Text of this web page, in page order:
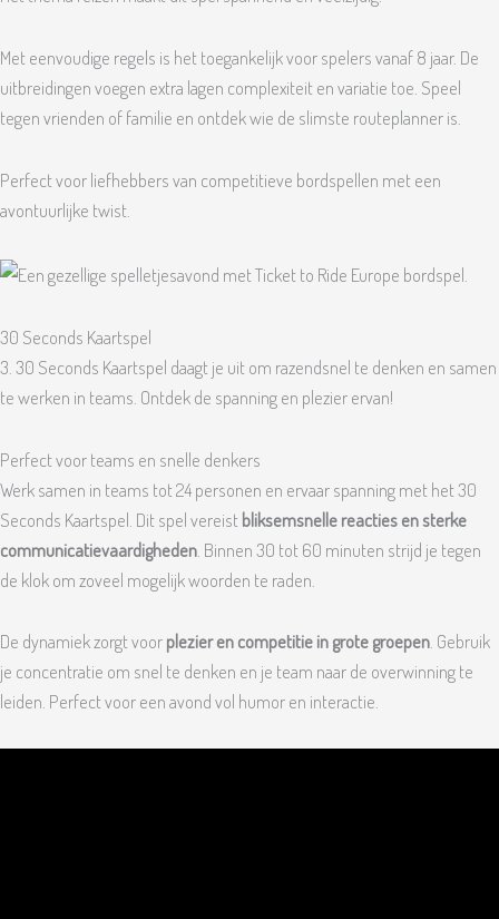
Met eenvoudige regels is het toegankelijk voor spelers vanaf 8 jaar. De
uitbreidingen voegen extra lagen complexiteit en variatie toe. Speel
tegen vrienden of familie en ontdek wie de slimste routeplanner is.
Perfect voor liefhebbers van competitieve bordspellen met een
avontuurlijke twist.
30 Seconds Kaartspel
3. 30 Seconds Kaartspel daagt je uit om razendsnel te denken en samen
te werken in teams. Ontdek de spanning en plezier ervan!
Perfect voor teams en snelle denkers
Werk samen in teams tot 24 personen en ervaar spanning met het 30
Seconds Kaartspel. Dit spel vereistbliksemsnelle reacties en sterke
communicatievaardigheden . Binnen 30 tot 60 minuten strijd je tegen
de klok om zoveel mogelijk woorden te raden.
De dynamiek zorgt voorplezier en competitie in grote groepen. Gebruik
je concentratie om snel te denken en je team naar de overwinning te
leiden. Perfect voor een avond vol humor en interactie.